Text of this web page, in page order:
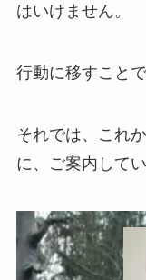
はいけません。
行動に移すこと
それでは、これ
に、ご案内して